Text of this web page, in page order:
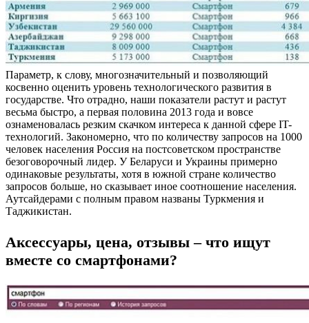
Параметр, к слову, многозначительный и позволяющий
косвенно оценить уровень технологического развития в
государстве. Что отрадно, наши показатели растут и растут
весьма быстро, а первая половина 2013 года и вовсе
ознаменовалась резким скачком интереса к данной сфере IT-
технологий. Закономерно, что по количеству запросов на 1000
человек населения Россия на постсоветском пространстве
безоговорочный лидер. У Беларуси и Украины примерно
одинаковые результаты, хотя в южной стране количество
запросов больше, но сказывает иное соотношение населения.
Аутсайдерами с полным правом названы Туркмения и
Таджикистан.
Аксессуары, цена, отзывы – что ищут
вместе со смартфонами?